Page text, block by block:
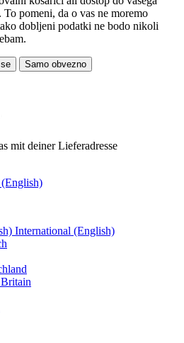
To pomeni, da o vas ne moremo
dobljeni podatki ne bodo nikoli
Samo obvezno
mit deiner Lieferadresse
International (English)